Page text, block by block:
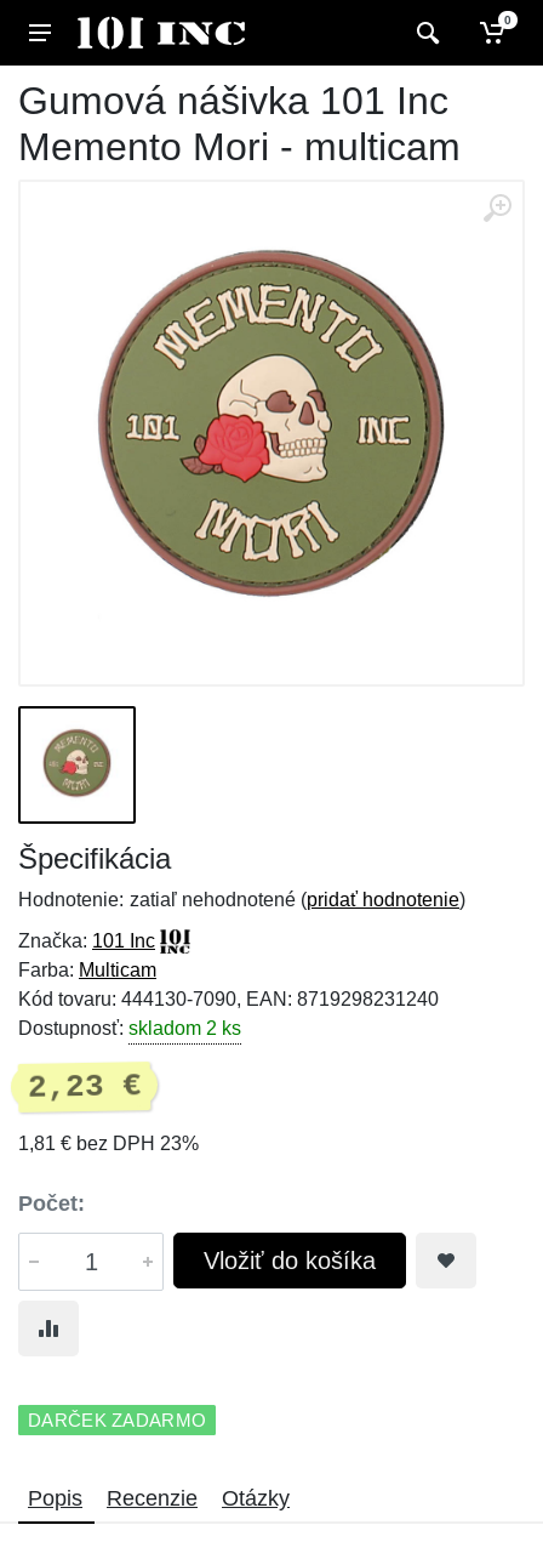
0
Gumová nášivka 101 Inc
Memento Mori - multicam
Špecifikácia
Hodnotenie: zatiaľ nehodnotené (pridať hodnotenie)
Značka: 101 Inc
Farba: Multicam
Kód tovaru: 444130-7090, EAN: 8719298231240
Dostupnosť: skladom 2 ks
2,23 €
1,81 € bez DPH 23%
Počet:
Vložiť do košíka
DARČEK ZADARMO
Popis Recenzie Otázky